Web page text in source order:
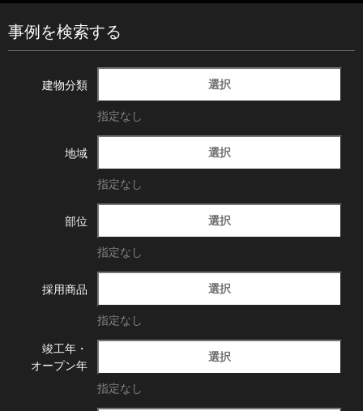
事例を検索する
建物分類 選択
指定なし
地域 選択
指定なし
部位 選択
指定なし
採用商品 選択
指定なし
竣工年・
オープン年
選択
指定なし